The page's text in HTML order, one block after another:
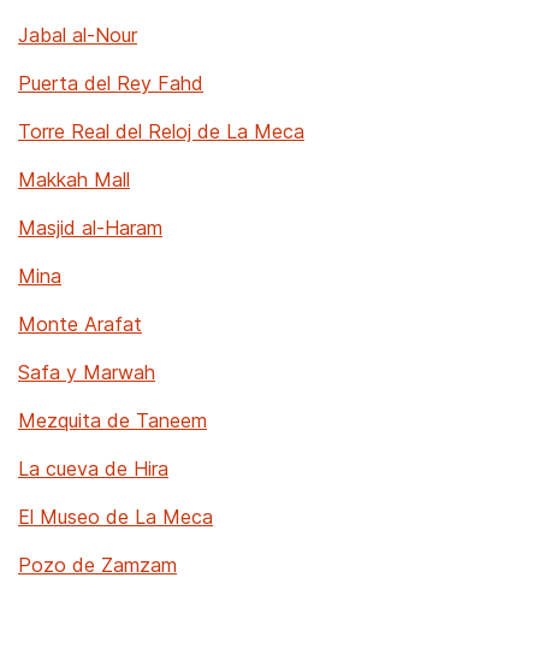
Jabal al-Nour
Puerta del Rey Fahd
Torre Real del Reloj de La Meca
Makkah Mall
Masjid al-Haram
Mina
Monte Arafat
Safa y Marwah
Mezquita de Taneem
La cueva de Hira
El Museo de La Meca
Pozo de Zamzam